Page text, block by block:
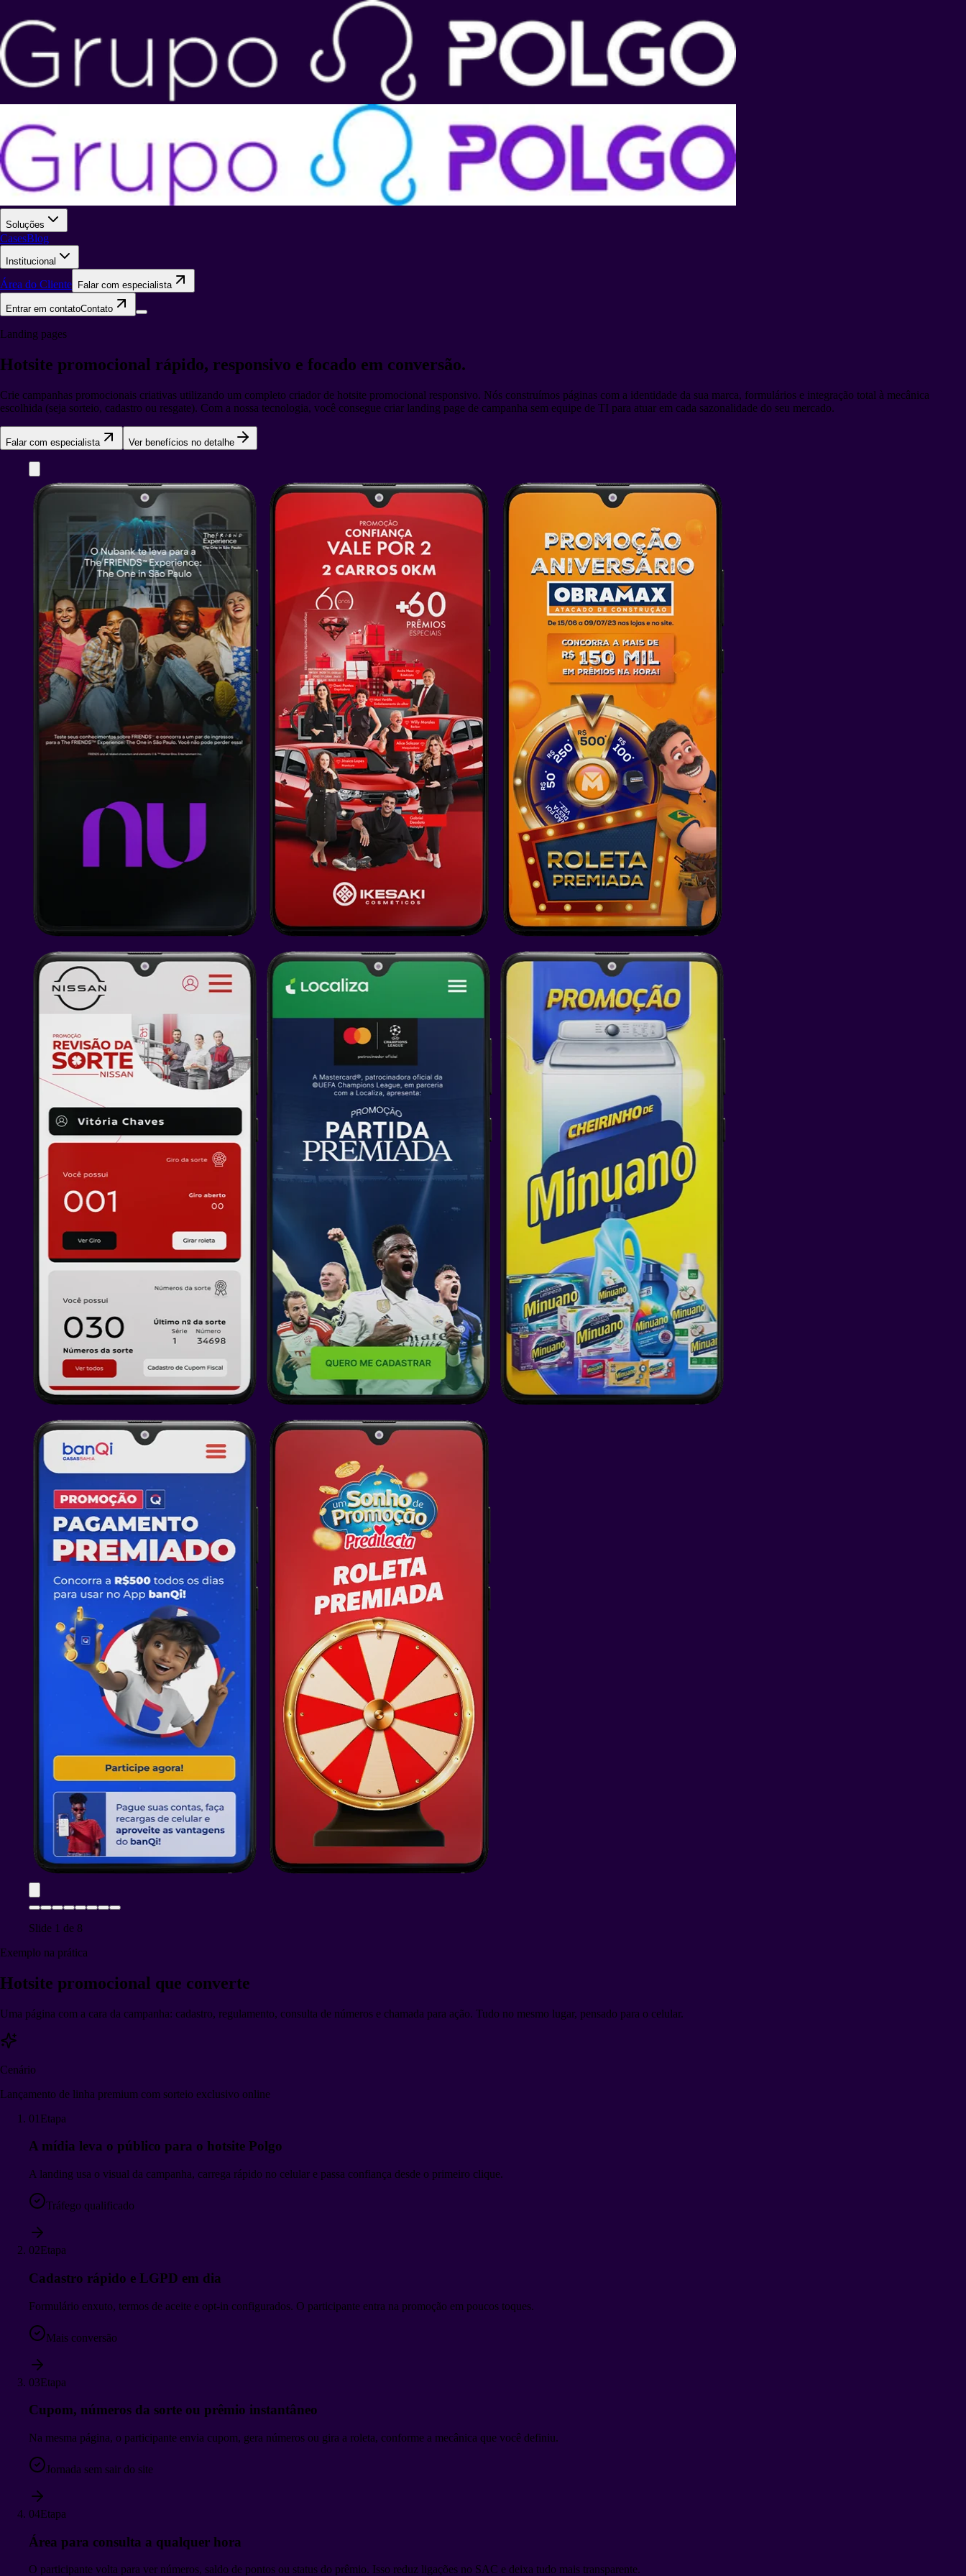
Soluções
CasesBlog
Institucional
Área do Cliente Falar com especialista
Entrar em contatoContato
Landing pages
Hotsite promocional rápido, responsivo e focado em conversão.
Crie campanhas promocionais criativas utilizando um completo criador de hotsite promocional responsivo. Nós construímos páginas com a identidade da sua marca, formulários e integração total à mecânica
escolhida (seja sorteio, cadastro ou resgate). Com a nossa tecnologia, você consegue criar landing page de campanha sem equipe de TI para atuar em cada sazonalidade do seu mercado.
Falar com especialista Ver benefícios no detalhe
Slide 1 de 8
Exemplo na prática
Hotsite promocional que converte
Uma página com a cara da campanha: cadastro, regulamento, consulta de números e chamada para ação. Tudo no mesmo lugar, pensado para o celular.
Cenário
Lançamento de linha premium com sorteio exclusivo online
01 Etapa
A mídia leva o público para o hotsite Polgo
A landing usa o visual da campanha, carrega rápido no celular e passa confiança desde o primeiro clique.
Tráfego qualificado
02Etapa
Cadastro rápido e LGPD em dia
Formulário enxuto, termos de aceite e opt-in configurados. O participante entra na promoção em poucos toques.
Mais conversão
03Etapa
Cupom, números da sorte ou prêmio instantâneo
Na mesma página, o participante envia cupom, gera números ou gira a roleta, conforme a mecânica que você definiu.
Jornada sem sair do site
04Etapa
Área para consulta a qualquer hora
O participante volta para ver números, saldo de pontos ou status do prêmio. Isso reduz ligações no SAC e deixa tudo mais transparente.